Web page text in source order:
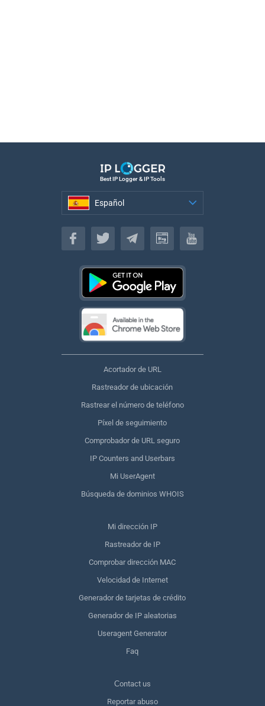
Best IP Logger & IP Tools
Español
Español
Acortador de URL
Rastreador de ubicación
Rastrear el número de teléfono
Píxel de seguimiento
Comprobador de URL seguro
IP Counters and Userbars
Mi UserAgent
Búsqueda de dominios WHOIS
Mi dirección IP
Rastreador de IP
Comprobar dirección MAC
Velocidad de Internet
Generador de tarjetas de crédito
Generador de IP aleatorias
Useragent Generator
Faq
Сontact us
Reportar abuso